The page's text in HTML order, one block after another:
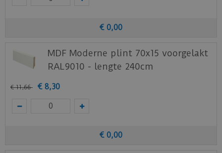
Benieuwd hoe deze nieuwe vloer eruit ziet bij je
een staal op van deze vloer bij Douwes
Dekker.
€ 0,00
MDF Moderne plint 70x15 voorgelakt
RAL9010 - lengte 240cm
€ 11,66 € 8,30
€ 0,00